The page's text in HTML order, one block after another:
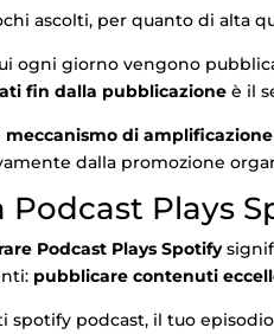
ascolti, per quanto di alta
ogni giorno vengono
fin dalla pubblicazione è il
meccanismo di
dalla promozione
Podcast Plays
Podcast Plays Spotify
pubblicare contenuti
spotify podcast, il tuo